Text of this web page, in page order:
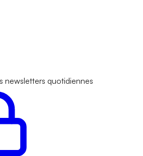
newsletters quotidiennes